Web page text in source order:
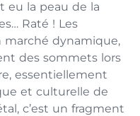
eu la peau de la
Raté ! Les
dynamique,
des sommets lors
essentiellement
et culturelle de
c’est un fragment